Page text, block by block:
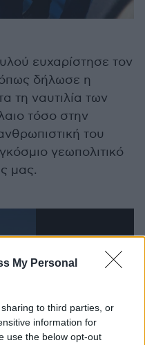
My Personal
to third parties, or
information for
use the below opt-out
ευχαρίστησε τον
δήλωσε η
τη ναυτιλία των
τόσο στην
του
γεωπολιτικό
μας.